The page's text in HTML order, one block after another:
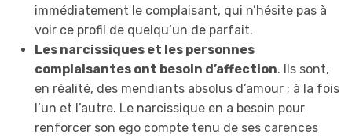
immédiatement le complaisant, qui n’hésite pas à
voir ce profil de quelqu’un de parfait.
Les narcissiques et les personnes
complaisantes ont besoin d’affection. Ils sont,
en réalité, des mendiants absolus d’amour ; à la fois
l’un et l’autre. Le narcissique en a besoin pour
renforcer son ego compte tenu de ses carences